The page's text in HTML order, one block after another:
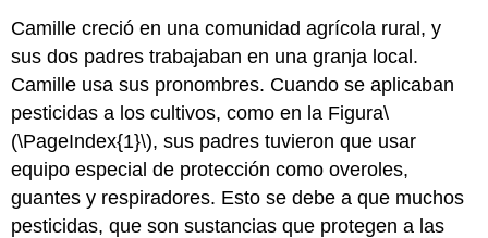
el
Equilibrio
Resumen
Capítulo:
Ecología
Atribuciones
Camille creció en una comunidad agrícola rural, y
sus dos padres trabajaban en una granja local.
Camille usa sus pronombres. Cuando se aplicaban
pesticidas a los cultivos, como en la Figura\
(\PageIndex{1}\), sus padres tuvieron que usar
equipo especial de protección como overoles,
guantes y respiradores. Esto se debe a que muchos
pesticidas, que son sustancias que protegen a las